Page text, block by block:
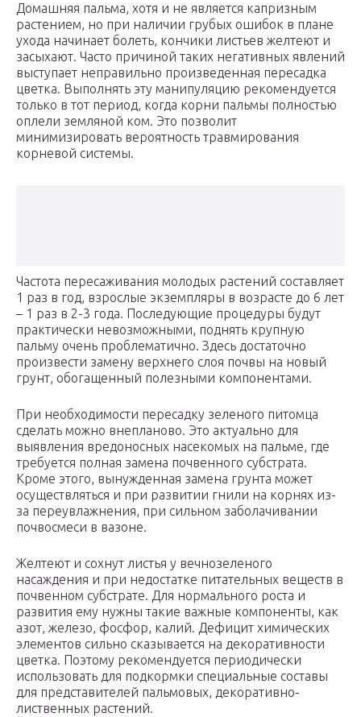
Домашняя пальма, хотя и не является капризным
растением, но при наличии грубых ошибок в плане
ухода начинает болеть, кончики листьев желтеют и
засыхают. Часто причиной таких негативных явлений
выступает неправильно произведенная пересадка
цветка. Выполнять эту манипуляцию рекомендуется
только в тот период, когда корни пальмы полностью
оплели земляной ком. Это позволит
минимизировать вероятность травмирования
корневой системы.
Частота пересаживания молодых растений составляет
1 раз в год, взрослые экземпляры в возрасте до 6 лет
– 1 раз в 2-3 года. Последующие процедуры будут
практически невозможными, поднять крупную
пальму очень проблематично. Здесь достаточно
произвести замену верхнего слоя почвы на новый
грунт, обогащенный полезными компонентами.
При необходимости пересадку зеленого питомца
сделать можно внепланово. Это актуально для
выявления вредоносных насекомых на пальме, где
требуется полная замена почвенного субстрата.
Кроме этого, вынужденная замена грунта может
осуществляться и при развитии гнили на корнях из-
за переувлажнения, при сильном заболачивании
почвосмеси в вазоне.
Желтеют и сохнут листья у вечнозеленого
насаждения и при недостатке питательных веществ в
почвенном субстрате. Для нормального роста и
развития ему нужны такие важные компоненты, как
азот, железо, фосфор, калий. Дефицит химических
элементов сильно сказывается на декоративности
цветка. Поэтому рекомендуется периодически
использовать для подкормки специальные составы
для представителей пальмовых, декоративно-
лиственных растений.